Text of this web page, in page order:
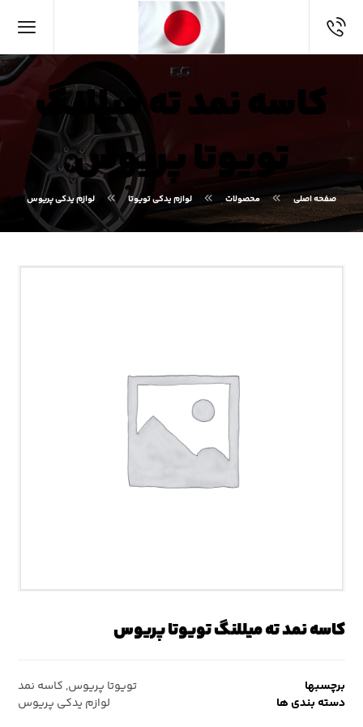
کاسه نمد ته میللنگ
تویوتا پریوس
صفحه اصلی محصولات لوازم یدکی تویوتا لوازم یدکی پریوس
کاسه نمد ته میللنگ تویوتا پریوس
برچسبها تویوتا پریوس, کاسه نمد
دسته بندی ها
لوازم یدکی پریوس